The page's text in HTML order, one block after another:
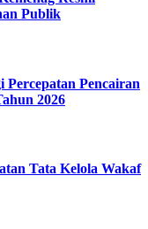
Publik
Percepatan Pencairan
2026
Tata Kelola Wakaf